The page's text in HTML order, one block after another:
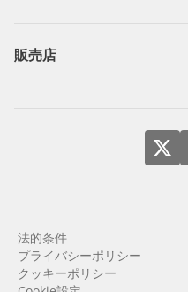
販売店
法的条件
プライバシーポリシー
クッキーポリシー